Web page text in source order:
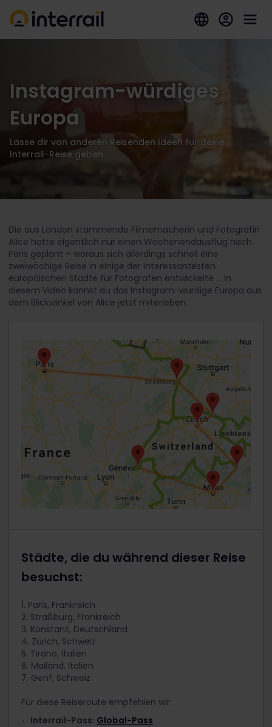
Instagram-würdiges
Europa
Lasse dir von anderen Reisenden Ideen für deine
Interrail-Reise geben
Die aus London stammende Filmemacherin und Fotografin
Alice hatte eigentlich nur einen Wochenendausflug nach
Paris geplant – woraus sich allerdings schnell eine
zweiwöchige Reise in einige der interessantesten
europäischen Städte für Fotografen entwickelte ... In
diesem Video kannst du das Instagram-würdige Europa aus
dem Blickwinkel von Alice jetzt miterleben.
Städte, die du während dieser Reise
besuchst:
1. Paris, Frankreich
2. Straßburg, Frankreich
3. Konstanz, Deutschland
4. Zürich, Schweiz
5. Tirano, Italien
6. Mailand, Italien
7. Genf, Schweiz
Für diese Reiseroute empfehlen wir:
Interrail-Pass: Global-Pass